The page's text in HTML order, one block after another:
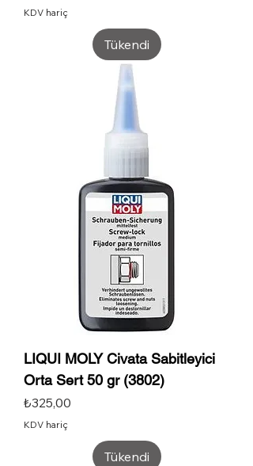
KDV hariç
Tükendi
LIQUI MOLY Civata Sabitleyici
Orta Sert 50 gr (3802)
Fiyat
₺325,00
KDV hariç
Tükendi